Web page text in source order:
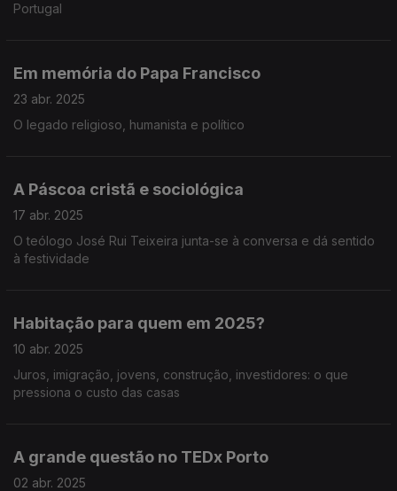
Portugal
Em memória do Papa Francisco
23 abr. 2025
O legado religioso, humanista e político
A Páscoa cristã e sociológica
17 abr. 2025
O teólogo José Rui Teixeira junta-se à conversa e dá sentido
à festividade
Habitação para quem em 2025?
10 abr. 2025
Juros, imigração, jovens, construção, investidores: o que
pressiona o custo das casas
A grande questão no TEDx Porto
02 abr. 2025